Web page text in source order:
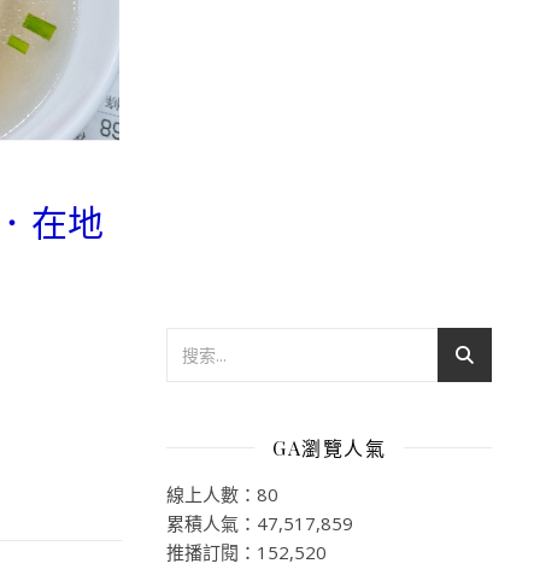
在地
GA瀏覽人氣
線上人數：80
累積人氣：47,517,859
推播訂閱：152,520